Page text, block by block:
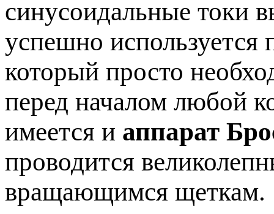
синусоидальные токи
успешно используется
который просто
перед началом любой
имеется и аппарат
проводится
вращающимся щеткам.